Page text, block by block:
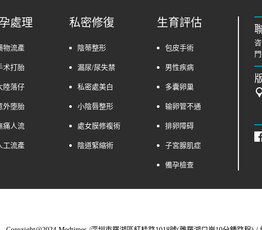
處理
物流產
术打胎
陸落仔
外堕胎
痛人流
工流產
私密修復
陰蒂整形
漏尿/尿失禁
私密處美白
小陰唇整形
處女膜修複術
陰道緊縮術
生育評估
包皮手術
男性疾病
多囊卵巢
输卵管不通
排卵障碍
子宮腺肌症
備孕檢查